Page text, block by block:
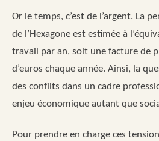
Or le temps, c’est de l’argent. La
de l’Hexagone est estimée à
travail par an, soit une facture de
d’euros chaque année. Ainsi, la
des conflits dans un cadre
enjeu économique autant que
Pour prendre en charge ces